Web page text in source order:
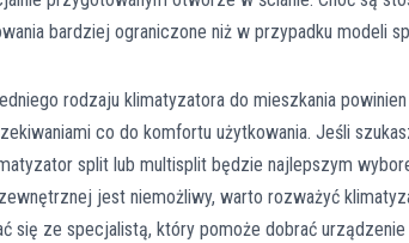
bardziej ograniczone niż w przypadku modeli
rodzaju klimatyzatora do mieszkania
co do komfortu użytkowania. Jeśli
split lub multisplit będzie najlepszym
jest niemożliwy, warto rozważyć
się ze specjalistą, który pomoże dobrać